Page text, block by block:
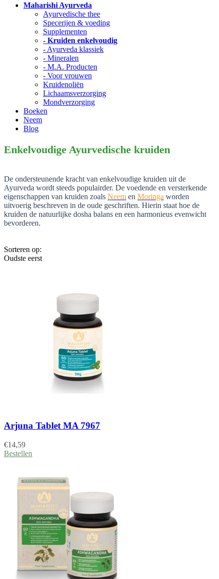
Maharishi Ayurveda
Ayurvedische thee
Specerijen & voeding
Supplementen
- Kruiden enkelvoudig
- Ayurveda klassiek
- Mineralen
- M.A. Producten
- Voor vrouwen
Kruidenoliën
Lichaamsverzorging
Mondverzorging
Boeken
Neem
Blog
Enkelvoudige Ayurvedische kruiden
De ondersteunende kracht van enkelvoudige kruiden uit de
Ayurveda wordt steeds populairder. De voedende en versterkende
eigenschappen van kruiden zoals Neem en Moringa worden
uitvoerig beschreven in de oude geschriften. Hierin staat hoe de
kruiden de natuurlijke dosha balans en een harmonieus evenwicht
bevorderen.
Sorteren op:
Oudste eerst
Arjuna Tablet MA 7967
€14,59
Bestellen